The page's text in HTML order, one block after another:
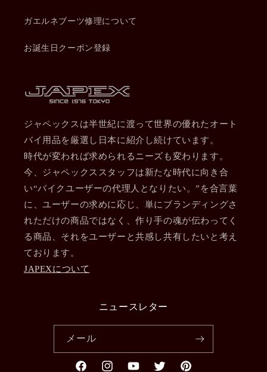
ガエルネブーツ修理について
お誕生日クーポン登録
ジャペックスは半世紀に渡って世界の優れたオート
バイ用品を厳選し日本に紹介し続けています。
時代が変われば求められるニーズも変わります。
今、ジャペックススタッフは新たな時代に向き合
い“バイクユーザーの代理人となりたい。”を合言葉
に、ユーザーの求めに応じ、単にブランディングさ
れただけの商品ではなく、作り手の魂が伝わってく
る商品、それをユーザーと共感し共有したいと考え
ております。
JAPEXについて
ニュースレター
メール